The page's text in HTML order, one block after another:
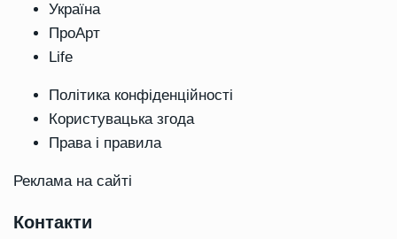
Україна
ПроАрт
Life
Політика конфіденційності
Користувацька згода
Права і правила
Реклама на сайті
Контакти